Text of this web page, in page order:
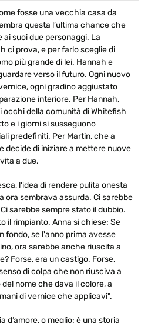
fosse una vecchia casa da
questa l’ultima chance che
suoi due personaggi. La
ci prova, e per farlo sceglie di
più grande di lei. Hannah e
verso il futuro. Ogni nuovo
ogni gradino aggiustato
interiore. Per Hannah,
occhi della comunità di Whitefish
e i giorni si susseguono
predefiniti. Per Martin, che a
decide di iniziare a mettere nuove
a due.
l'idea di rendere pulita onesta
ora sembrava assurda. Ci sarebbe
sarebbe sempre stato il dubbio.
il rimpianto. Anna si chiese: Se
fondo, se l'anno prima avesse
ora sarebbe anche riuscita a
Forse, era un castigo. Forse,
di colpa che non riusciva a
nome che dava il colore, a
di vernice che applicavi".
d’amore, o meglio: è una storia